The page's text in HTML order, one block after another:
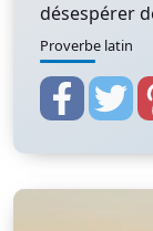
désespérer
Proverbe latin